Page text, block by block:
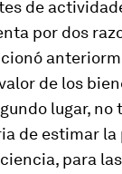
de
por dos
de los
lugar, no
de estimar la
para